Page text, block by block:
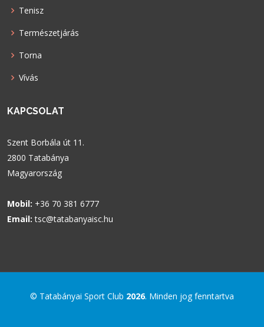
Tenisz
Természetjárás
Torna
Vívás
KAPCSOLAT
Szent Borbála út 11.
2800 Tatabánya
Magyarország
Mobil: +36 70 381 6777
Email: tsc@tatabanyaisc.hu
© Tatabányai Sport Club 2026. Minden jog fenntartva